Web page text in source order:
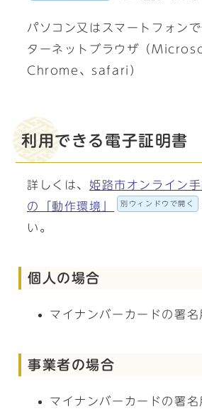
パソコン又はスマートフォン
ターネットブラウザ（
Chrome、safari）
利用できる電子証明書
詳しくは、 姫路市オンライン
の「動作環境」
別ウィンドウで開く
い。
個人の場合
マイナンバーカードの署
事業者の場合
マイナンバーカードの署